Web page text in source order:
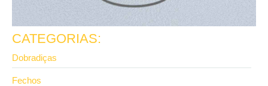
CATEGORIAS:
Dobradiças
Fechos